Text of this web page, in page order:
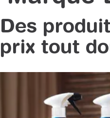
Des
prix tout